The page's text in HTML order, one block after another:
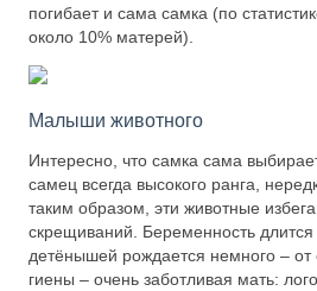
погибает и сама самка (по
около 10% матерей).
Малыши животного
Интересно, что самка сама
самец всегда высокого ранга,
таким образом, эти животные
скрещиваний. Беременность длится
детёнышей рождается немного – от
гиены – очень заботливая мать: